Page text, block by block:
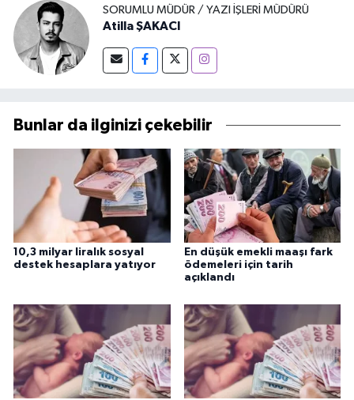
SORUMLU MÜDÜR / YAZI İŞLERI MÜDÜRÜ
Atilla ŞAKACI
Bunlar da ilginizi çekebilir
10,3 milyar liralık sosyal
destek hesaplara yatıyor
En düşük emekli maaşı fark
ödemeleri için tarih
açıklandı